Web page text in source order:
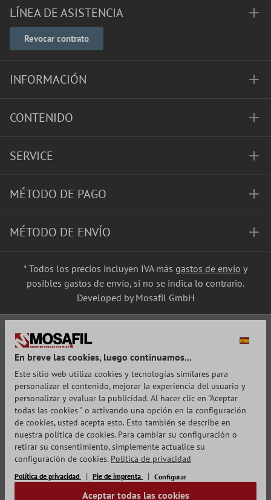
LÍNEA DE ASISTENCIA
Revocar contrato
INFORMACIÓN
CONTENIDO
SERVICE
MÉTODO DE PAGO
MÉTODO DE ENVÍO
* Todos los precios incluyen IVA más gastos de envío y
posibles gastos de envío, si no se indica lo contrario.
Developed by Mosafil GmbH
En breve las cookies, luego continuamos...
Este sitio web utiliza cookies y tecnologías similares para
personalizar el contenido, mejorar la experiencia del usuario y
personalizar y evaluar la publicidad. Al hacer clic en "Aceptar
todas las cookies " o activando una opción en la configuración
de cookies, usted acepta esto. Esto también se describe en
nuestra política de cookies. Para cambiar su configuración o
retirar su consentimiento, simplemente actualice su
configuración de cookies. Política de privacidad
Política de privacidad Pie de imprenta Configurar
Aceptar todas las cookies